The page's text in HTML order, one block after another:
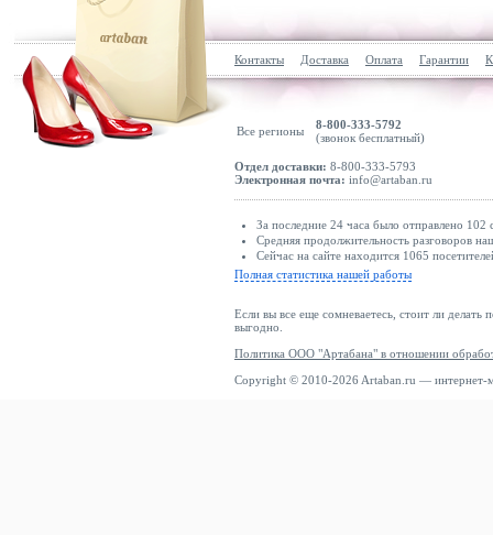
Контакты Доставка Оплата Гарантии
Все регионы
8-800-333-5792
(звонок бесплатный)
Отдел доставки: 8-800-333-5793
Электронная почта: info@artaban.ru
За последние 24 часа было отправлено
Средняя продолжительность разговоров
Сейчас на сайте находится 1065
Полная статистика нашей работы
Если вы все еще сомневаетесь, стоит ли делать
выгодно.
Политика ООО "Артабана" в отношении
Copyright © 2010-2026 Artaban.ru — интернет-